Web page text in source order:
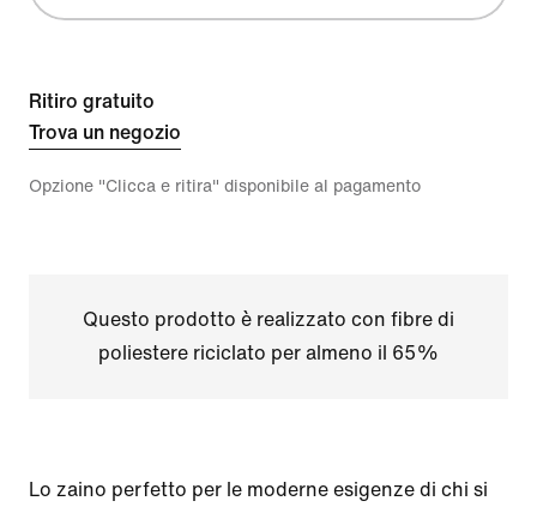
Ritiro gratuito
Trova un negozio
Opzione "Clicca e ritira" disponibile al pagamento
Questo prodotto è realizzato con fibre di
poliestere riciclato per almeno il 65%
Lo zaino perfetto per le moderne esigenze di chi si